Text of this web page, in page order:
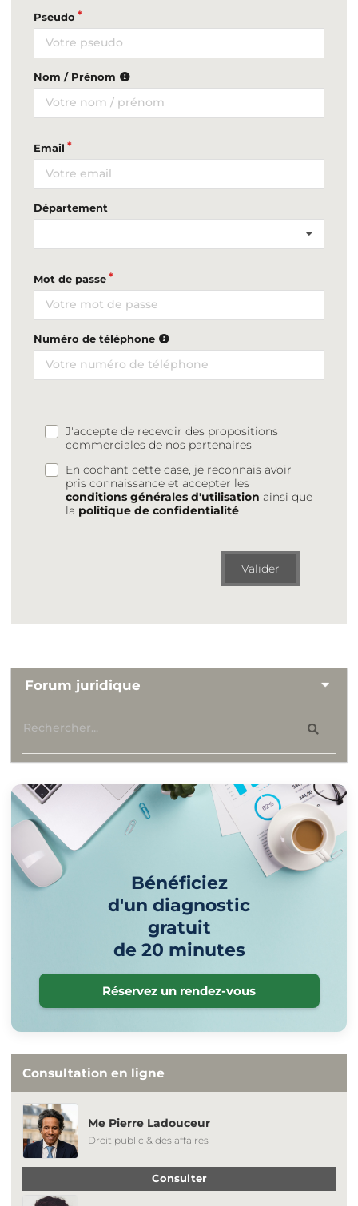
Pseudo
Nom / Prénom
Email
Département
Mot de passe
Numéro de téléphone
J'accepte de recevoir des propositions
commerciales de nos partenaires
En cochant cette case, je reconnais avoir
pris connaissance et accepter les
conditions générales d'utilisation ainsi que
la politique de confidentialité
Valider
Forum juridique
Bénéficiez
d'un diagnostic
gratuit
de 20 minutes
Réservez un rendez-vous
Consultation en ligne
Me Pierre Ladouceur
Droit public & des affaires
Consulter